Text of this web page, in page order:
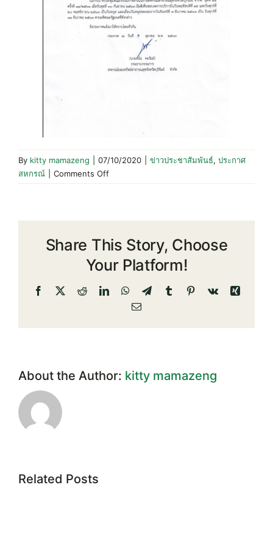
By kitty mamazeng 07/10/2020 ข่าวประชาสัมพันธ์, ประกาศ
สหกรณ์
Comments Offon
ประกาศ
เรื่อง
กำหนด
วัน
เป็น
Share This Story, Choose
Your Platform!
Facebook
X RedditLinkedInWhatsApp
TelegramTumblrPinterest
Vk
Xing
Email
About the Author: kitty mamazeng
Related Posts